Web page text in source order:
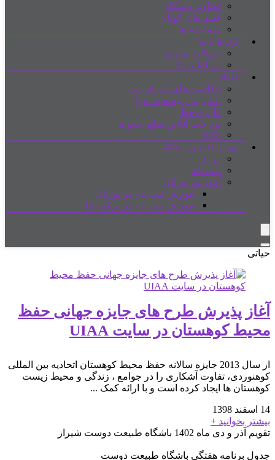
تصاویر باشگاه
فیلم های کوتاه
مصاحبه ها
ارتباط با ما
سوالات متداول
ارتباط با ما
امکانات
اطلاعیه های فدراسیون
پیش بینی وضعیت هوا
فال حافظ
پرداخت آنلاین مبلغ دلخواه
RSS
پورتال اعضای باشگاه
ورود
ثبت نام
آموزش پورتال
آموزش ثبت نام در پورتال
آموزش ثبت نام در برنامه ها
حیاتی
آغاز پذیرش طرح های جایزه جهانی حفظ
محیط کوهستان در سایت UIAA
از سال 2013 جایزه سالانه حفظ محیط کوهستان اتحادیه بین المللی
کوهنوردی، تفاوت آشکاری را در جوامع ، زندگی و محیط زیست
کوهستان ها ایجاد کرده است و با ارائه کمک ...
14 اسفند 1398
بیشتر بخوانید +
تقویم آذر و دی ماه 1402 باشگاه طبیعت دوست شیراز
جدول برنامه هفتگی باشگاه طبیعت دوست